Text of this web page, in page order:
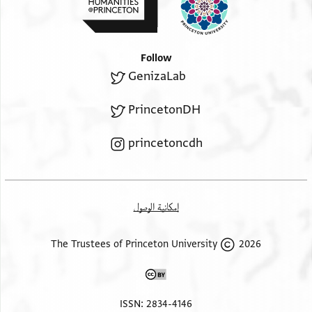
לדאר הרון אבאע . [ . . אנ]ן חתומי
מטה גמיע הדה אלדוירה לאברהים אל
סקא בן כלף בסתה דנא ביע כאמל תאם
זבינין גמירין חתיכין שרירין וקיאמין יהיבין
ומשלמין לן לאברהים דנן ולירתיה בתרין
מיומא דנן ולעלם וגעל לה בין ידינא אלתצרף
Follow
GenizaLab
PrincetonDH
princetoncdh
إمكانية الوصول
2026 The Trustees of Princeton University
ISSN: 2834-4146